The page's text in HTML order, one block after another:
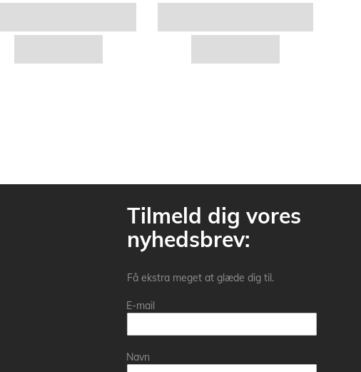
Tilmeld dig vores
nyhedsbrev:
Få ekstra meget at glæde dig til.
E-mail
Navn